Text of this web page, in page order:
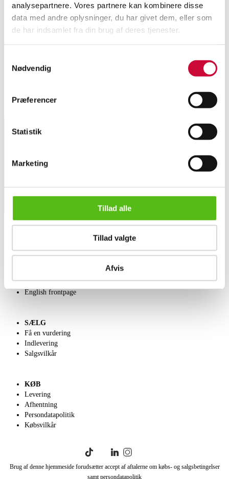
analysepartnere. Vores partnere kan kombinere disse
data med andre oplysninger, du har givet dem, eller som
de har indsamlet fra din brug af deres tjenester.
Nødvendig
Præferencer
Statistik
Marketing
Tillad alle
Tillad valgte
Afvis
Stole
Beskrivelse
1948. Fremstillet hos Vitra/Herman Miller, mærket. Model DSR. fremstår
med aldersrelateret brugsspor og mærker. Eftermonteret med originale
OM OS
Velgørenhed
English frontpage
SÆLG
Få en vurdering
Indlevering
Salgsvilkår
KØB
Levering
Afhentning
Persondatapolitik
Købsvilkår
Brug af denne hjemmeside forudsætter accept af aftalerne om købs- og salgsbetingelser
samt persondatapolitik